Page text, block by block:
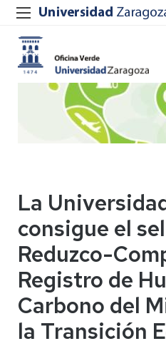
La
consigue el
Reduzco-
Registro de
Carbono del
la Transición